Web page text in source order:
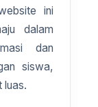
ini
dalam
dan
siswa,
luas.